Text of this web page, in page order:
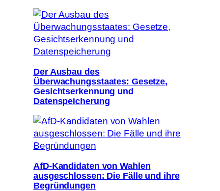
Der Ausbau des
Überwachungsstaates: Gesetze,
Gesichtserkennung und
Datenspeicherung
AfD-Kandidaten von Wahlen
ausgeschlossen: Die Fälle und ihre
Begründungen